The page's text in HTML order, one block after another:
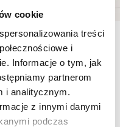
cookie
treści
i
Informacje o tym, jak
partnerom
i analitycznym.
z innymi danymi
podczas
Promocje